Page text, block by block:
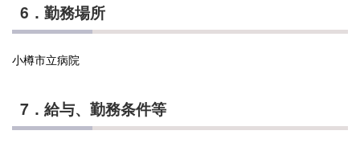
6．勤務場所
小樽市立病院
7．給与、勤務条件等